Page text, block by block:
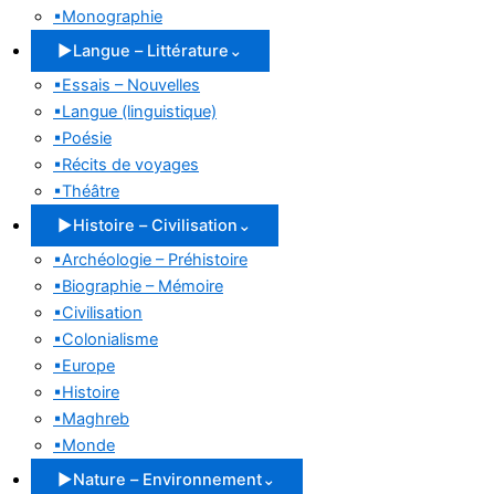
▪Monographie
▶Langue – Littérature ⌄
▪Essais – Nouvelles
▪Langue (linguistique)
▪Poésie
▪Récits de voyages
▪Théâtre
▶Histoire – Civilisation ⌄
▪Archéologie – Préhistoire
▪Biographie – Mémoire
▪Civilisation
▪Colonialisme
▪Europe
▪Histoire
▪Maghreb
▪Monde
▶Nature – Environnement⌄